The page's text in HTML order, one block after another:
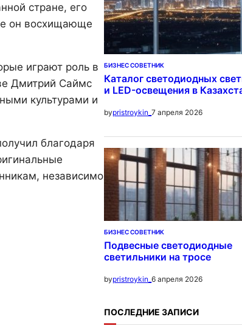
стране, его
он восхищающе
играют роль в
Дмитрий Саймс
культурами и
благодаря
независимо
БИЗНЕС СОВЕТНИК
Каталог светодиодных
и LED-освещения в
bypristroykin_ 7 апреля 2026
БИЗНЕС СОВЕТНИК
Подвесные светодиодные
светильники на тросе
bypristroykin_ 6 апреля 2026
ПОСЛЕДНИЕ ЗАПИСИ